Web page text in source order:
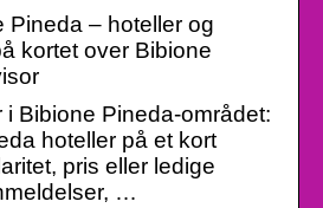
Pineda – hoteller og
kortet over Bibione
i Bibione Pineda-området:
hoteller på et kort
pris eller ledige
…